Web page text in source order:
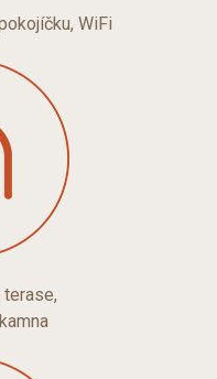
WiFi
terase,